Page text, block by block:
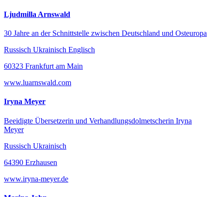
Ljudmilla Arnswald
30 Jahre an der Schnittstelle zwischen Deutschland und Osteuropa
Russisch Ukrainisch Englisch
60323 Frankfurt am Main
www.luarnswald.com
Iryna Meyer
Beeidigte Übersetzerin und Verhandlungsdolmetscherin Iryna
Meyer
Russisch Ukrainisch
64390 Erzhausen
www.iryna-meyer.de